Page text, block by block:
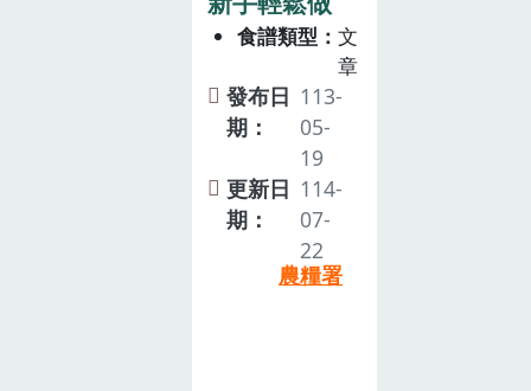
食譜類型
文
章
發布日
期：
113-
05-
19
更新日
期：
114-
07-
22
農糧署